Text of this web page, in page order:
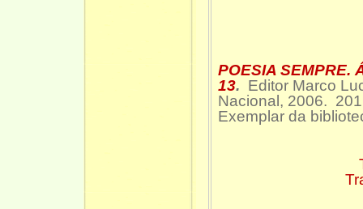
POESIA
13. Editor Marco
Nacional, 2006.
Exemplar da